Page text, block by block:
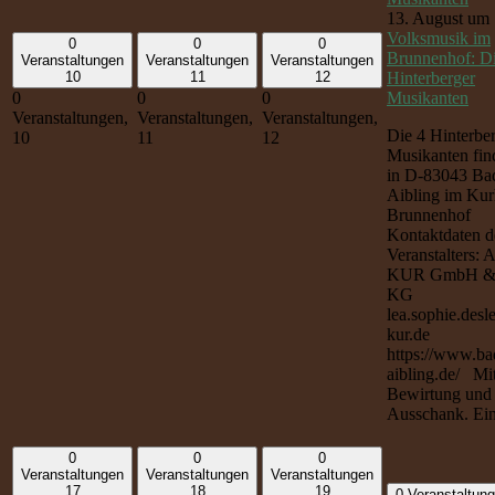
0
Veranstaltungen
10
0
Veranstaltungen,
10
0
Veranstaltungen
11
0
Veranstaltungen,
11
0
Veranstaltungen
12
0
Veranstaltungen,
12
13. August um
Volksmusik im
Brunnenhof:
Hinterberger
Musikanten
Die 4
Musikanten
in D-83043
Aibling im
Brunnenhof
Kontaktdaten
Veranstalters:
KUR GmbH
KG
kur.de
https://
aibling.de/
Bewirtung und
Ausschank.
0
Veranstaltungen
17
0
Veranstaltungen
18
0
Veranstaltungen
19